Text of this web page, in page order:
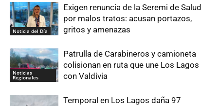
Noticia del Día
Exigen renuncia de la Seremi de Salud
por malos tratos: acusan portazos,
gritos y amenazas
Noticias
Regionales
Patrulla de Carabineros y camioneta
colisionan en ruta que une Los Lagos
con Valdivia
Temporal en Los Lagos daña 97